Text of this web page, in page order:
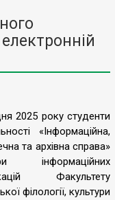
2025 року студенти
«Інформаційна,
та архівна справа»
інформаційних
Факультету
філології, культури